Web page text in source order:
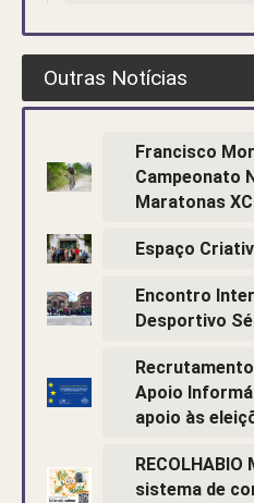
Outras Notícias
Francisco
Campeonato
Maratonas
Espaço
Encontro
Desportivo
Apoio
apoio às
RECOLHABIO
sistema de